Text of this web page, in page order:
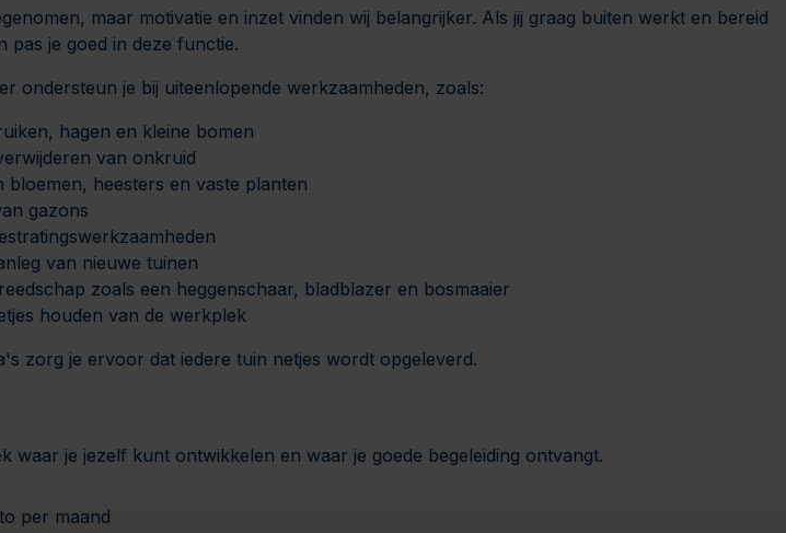
maar motivatie en inzet vinden wij belangrijker. Als jij graag buiten werkt en bereid
pas je goed in deze functie.
ondersteun je bij uiteenlopende werkzaamheden, zoals:
hagen en kleine bomen
van onkruid
bloemen, heesters en vaste planten
gazons
van nieuwe tuinen
zoals een heggenschaar, bladblazer en bosmaaier
houden van de werkplek
zorg je ervoor dat iedere tuin netjes wordt opgeleverd.
waar je jezelf kunt ontwikkelen en waar je goede begeleiding ontvangt.
per maand